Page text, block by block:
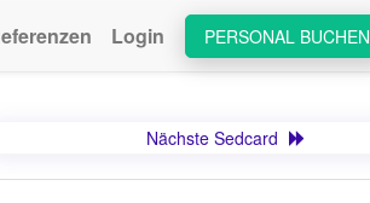
PERSONAL BUCHEN
Login
Nächste Sedcard